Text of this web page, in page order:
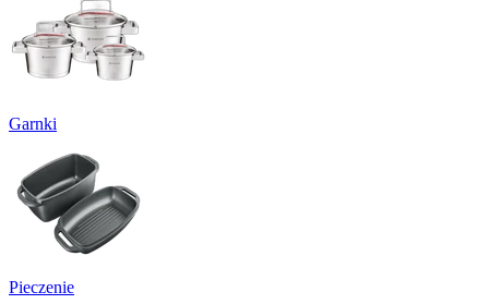
Garnki
Pieczenie